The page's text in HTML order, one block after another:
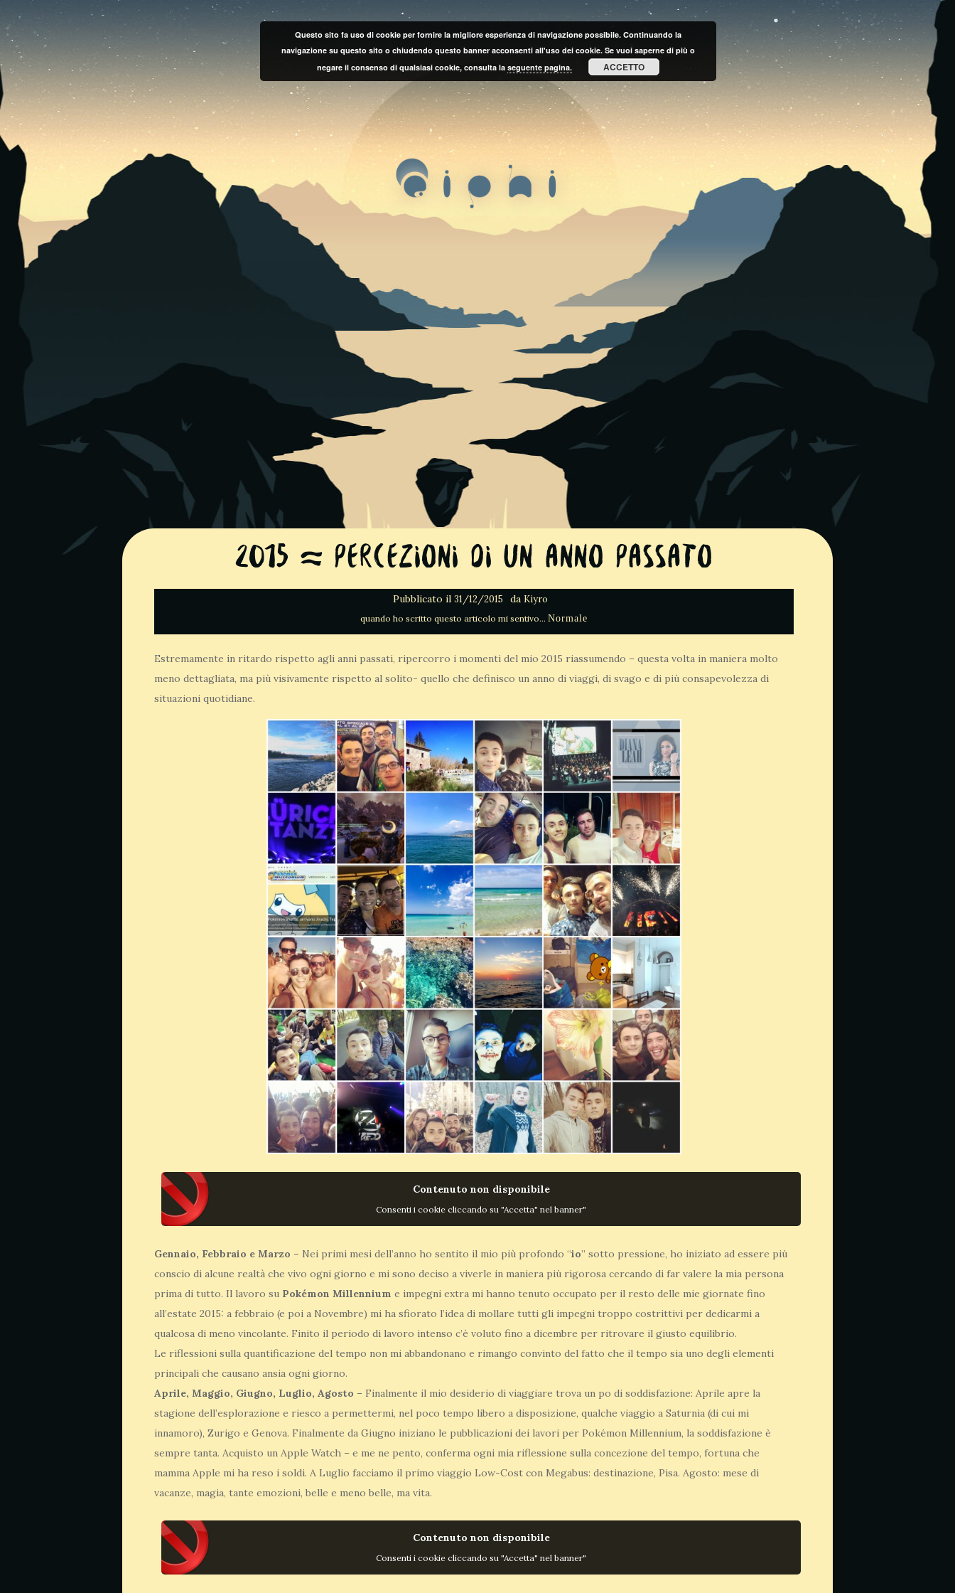
2015 ~ Percezioni di un anno passato
Pubblicato il 31/12/2015 da Kiyro
Normale
Estremamente in ritardo rispetto agli anni passati, ripercorro i momenti del mio 2015 riassumendo – questa volta in maniera molto
meno dettagliata, ma più visivamente rispetto al solito- quello che definisco un anno di viaggi, di svago e di più consapevolezza di
situazioni quotidiane.
Contenuto non disponibile
Consenti i cookie cliccando su "Accetta" nel banner"
Gennaio, Febbraio e Marzo – Nei primi mesi dell’anno ho sentito il mio più profondo “io” sotto pressione, ho iniziato ad essere più
conscio di alcune realtà che vivo ogni giorno e mi sono deciso a viverle in maniera più rigorosa cercando di far valere la mia persona
prima di tutto. Il lavoro su Pokémon Millennium e impegni extra mi hanno tenuto occupato per il resto delle mie giornate fino
all’estate 2015: a febbraio (e poi a Novembre) mi ha sfiorato l’idea di mollare tutti gli impegni troppo costrittivi per dedicarmi a
qualcosa di meno vincolante. Finito il periodo di lavoro intenso c’è voluto fino a dicembre per ritrovare il giusto equilibrio.
Le riflessioni sulla quantificazione del tempo non mi abbandonano e rimango convinto del fatto che il tempo sia uno degli elementi
principali che causano ansia ogni giorno.
Aprile, Maggio, Giugno, Luglio, Agosto – Finalmente il mio desiderio di viaggiare trova un po di soddisfazione: Aprile apre la
stagione dell’esplorazione e riesco a permettermi, nel poco tempo libero a disposizione, qualche viaggio a Saturnia (di cui mi
innamoro), Zurigo e Genova. Finalmente da Giugno iniziano le pubblicazioni dei lavori per Pokémon Millennium, la soddisfazione è
sempre tanta. Acquisto un Apple Watch – e me ne pento, conferma ogni mia riflessione sulla concezione del tempo, fortuna che
mamma Apple mi ha reso i soldi. A Luglio facciamo il primo viaggio Low-Cost con Megabus: destinazione, Pisa. Agosto: mese di
vacanze, magia, tante emozioni, belle e meno belle, ma vita.
Contenuto non disponibile
Consenti i cookie cliccando su "Accetta" nel banner"
Questo sito fa uso di cookie per fornire la migliore esperienza di navigazione possibile. Continuando la
navigazione su questo sito o chiudendo questo banner acconsenti all'uso dei cookie. Se vuoi saperne di più o
negare il consenso di qualsiasi cookie, consulta la seguente pagina. ACCETTO